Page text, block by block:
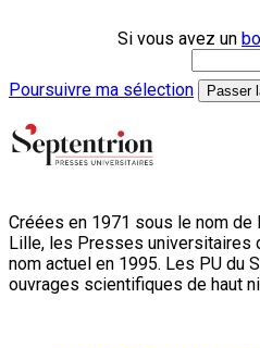
Si vous avez un
Poursuivre ma sélection Passer
Créées en 1971 sous le nom
Lille, les Presses universitaires
nom actuel en 1995. Les PU du
ouvrages scientifiques de haut